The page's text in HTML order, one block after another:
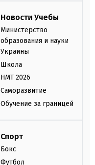
Новости Учебы
Министерство
образования и науки
Украины
Школа
НМТ 2026
Саморазвитие
Обучение за границей
Спорт
Бокс
Футбол